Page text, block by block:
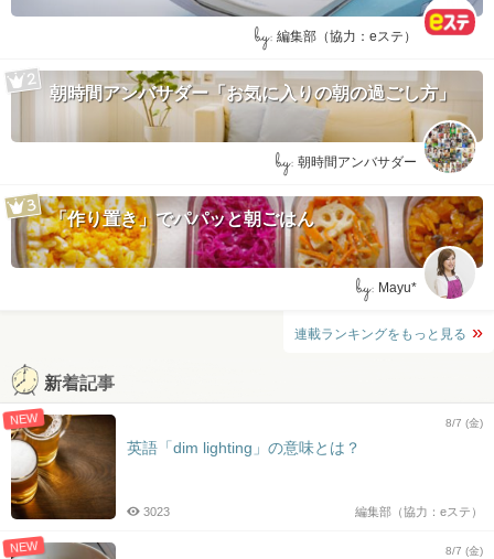
by: 編集部（協力：eステ）
朝時間アンバサダー「お気に入りの朝の過ごし方」
by: 朝時間アンバサダー
「作り置き」でパパッと朝ごはん
by: Mayu*
連載ランキングをもっと見る
新着記事
NEW 8/7 (金)
英語「dim lighting」の意味とは？
編集部（協力：eステ）
3023
NEW 8/7 (金)